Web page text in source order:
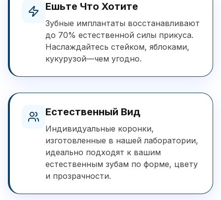
Ешьте Что Хотите
Зубные имплантаты восстанавливают
до 70% естественной силы прикуса.
Наслаждайтесь стейком, яблоками,
кукурузой—чем угодно.
Естественный Вид
Индивидуальные коронки,
изготовленные в нашей лаборатории,
идеально подходят к вашим
естественным зубам по форме, цвету
и прозрачности.